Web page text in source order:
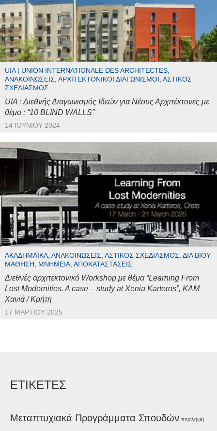
UIA | UNION INTERNATIONALE DES ARCHITECTES,
ΑΝΑΚΟΙΝΏΣΕΙΣ, ΑΡΧΙΤΕΚΤΟΝΙΚΟΊ ΔΙΑΓΩΝΙΣΜΟΊ, ΑΣΤΙΚΌΣ
ΣΧΕΔΙΑΣΜΌΣ
UIA : Διεθνής Διαγωνισμός Ιδεών για Νέους Αρχιτέκτονες με
θέμα : “10 BLIND WALLS”
14 ΙΟΥΝΊΟΥ 2024
ΑΚΑΔΗΜΑΪΚΆ, ΑΝΑΚΟΙΝΏΣΕΙΣ, ΑΣΤΙΚΌΣ ΣΧΕΔΙΑΣΜΌΣ, ΔΙΆ ΒΊΟΥ
ΜΆΘΗΣΗ, ΜΝΗΜΕΊΑ, ΑΠΟΚΑΤΑΣΤΆΣΕΙΣ
Διεθνές αρχιτεκτονικό Workshop με θέμα “Learning From
Lost Modernities. A case – study at Xenia Karteros”, ΚΑΜ
Χανιά / Κρήτη
17 ΜΑΡΤΊΟΥ 2025
ΕΤΙΚΕΤΕΣ
Μεταπτυχιακά Προγράμματα Σπουδών περίληψη